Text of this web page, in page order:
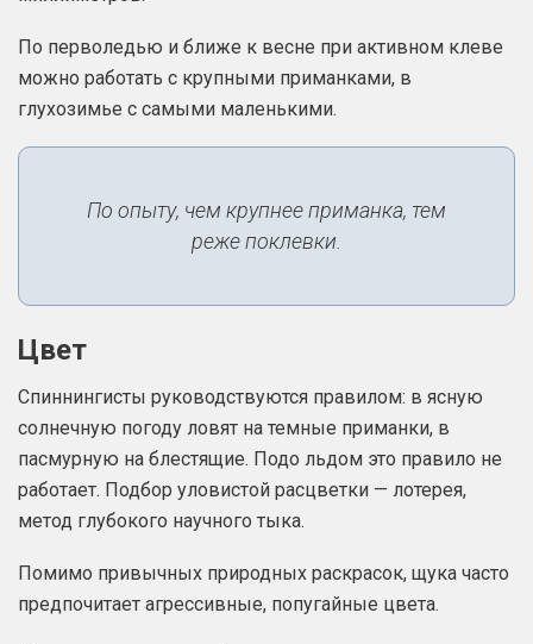
По перволедью и ближе к весне при активном клеве
можно работать с крупными приманками, в
глухозимье с самыми маленькими.
По опыту, чем крупнее приманка, тем
реже поклевки.
Цвет
Спиннингисты руководствуются правилом: в ясную
солнечную погоду ловят на темные приманки, в
пасмурную на блестящие. Подо льдом это правило не
работает. Подбор уловистой расцветки — лотерея,
метод глубокого научного тыка.
Помимо привычных природных раскрасок, щука часто
предпочитает агрессивные, попугайные цвета.